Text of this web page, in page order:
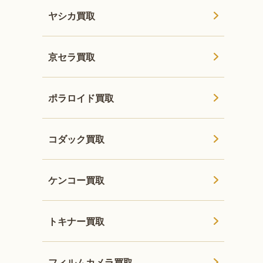
ヤシカ買取
京セラ買取
ポラロイド買取
コダック買取
ケンコー買取
トキナー買取